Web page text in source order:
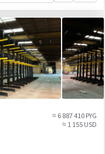
≈ 6 887 410 PYG
≈ 1 155 USD